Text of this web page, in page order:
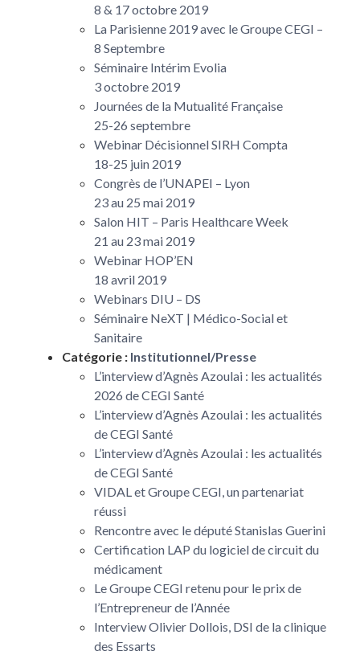
8 & 17 octobre 2019
La Parisienne 2019 avec le Groupe CEGI –
8 Septembre
Séminaire Intérim Evolia
3 octobre 2019
Journées de la Mutualité Française
25-26 septembre
Webinar Décisionnel SIRH Compta
18-25 juin 2019
Congrès de l’UNAPEI – Lyon
23 au 25 mai 2019
Salon HIT – Paris Healthcare Week
21 au 23 mai 2019
Webinar HOP’EN
18 avril 2019
Webinars DIU – DS
Séminaire NeXT | Médico-Social et
Sanitaire
Catégorie : Institutionnel/Presse
L’interview d’Agnès Azoulai : les actualités
2026 de CEGI Santé
L’interview d’Agnès Azoulai : les actualités
de CEGI Santé
L’interview d’Agnès Azoulai : les actualités
de CEGI Santé
VIDAL et Groupe CEGI, un partenariat
réussi
Rencontre avec le député Stanislas Guerini
Certification LAP du logiciel de circuit du
médicament
Le Groupe CEGI retenu pour le prix de
l’Entrepreneur de l’Année
Interview Olivier Dollois, DSI de la clinique
des Essarts